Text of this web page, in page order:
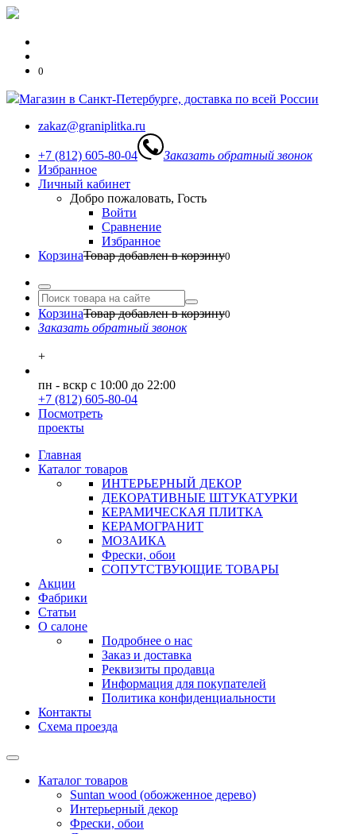
0
Магазин в Санкт-Петербурге, доставка по всей России
zakaz@graniplitka.ru
+7 (812) 605-80-04
Заказать обратный звонок
Избранное
Личный кабинет
Добро пожаловать, Гость
Войти
Сравнение
Избранное
КорзинаТовар добавлен в корзину0
КорзинаТовар добавлен в корзину0
Заказать обратный звонок
+
пн - вскр с 10:00 до 22:00
+7 (812) 605-80-04
Посмотреть
проекты
Главная
Каталог товаров
ИНТЕРЬЕРНЫЙ ДЕКОР
ДЕКОРАТИВНЫЕ ШТУКАТУРКИ
КЕРАМИЧЕСКАЯ ПЛИТКА
КЕРАМОГРАНИТ
МОЗАИКА
Фрески, обои
СОПУТСТВУЮЩИЕ ТОВАРЫ
Акции
Фабрики
Статьи
О салоне
Подробнее о нас
Заказ и доставка
Реквизиты продавца
Информация для покупателей
Политика конфиденциальности
Контакты
Схема проезда
Каталог товаров
Suntan wood (обожженное дерево)
Интерьерный декор
Фрески, обои